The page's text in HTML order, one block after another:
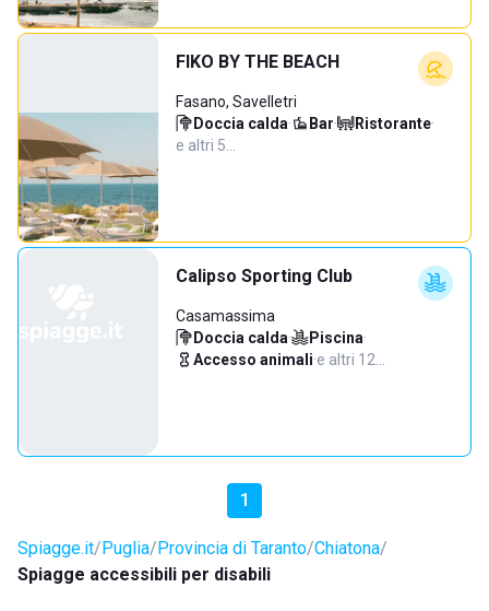
FIKO BY THE BEACH
Fasano, Savelletri
Doccia calda· Bar· Ristorante·
e altri 5…
Calipso Sporting Club
Casamassima
Doccia calda· Piscina·
Accesso animali·e altri 12…
1
Spiagge.it Puglia Provincia di Taranto Chiatona
Spiagge accessibili per disabili